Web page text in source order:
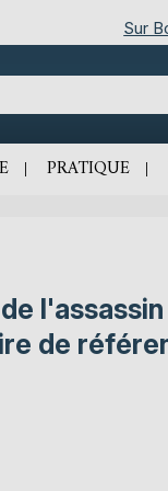
Sur
PRATIQUE
de